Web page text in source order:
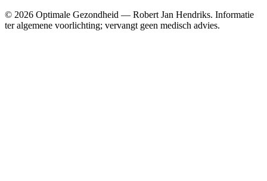
© 2026 Optimale Gezondheid — Robert Jan Hendriks. Informatie
ter algemene voorlichting; vervangt geen medisch advies.